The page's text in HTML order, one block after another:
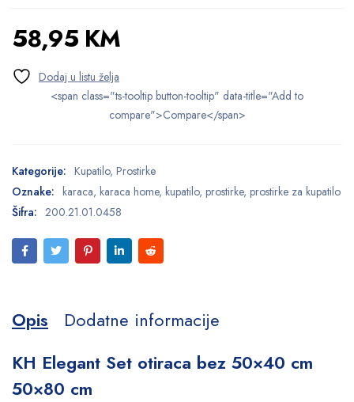
58,95 KM
<span class="ts-tooltip button-tooltip" data-title="Add to
compare">Compare</span>
Kategorije: Kupatilo, Prostirke
Oznake: karaca, karaca home, kupatilo, prostirke, prostirke za kupatilo
Šifra: 200.21.01.0458
Opis
Dodatne informacije
KH Elegant Set otiraca bez 50×40 cm
50×80 cm